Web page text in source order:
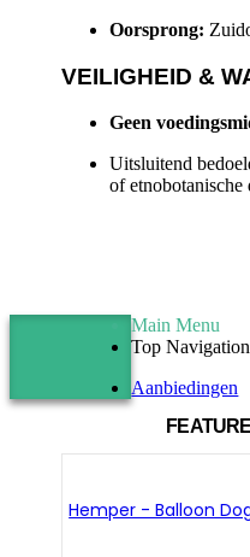
Oorsprong:
VEILIGHEID &
Geen
Uitsluitend
of etnobotanische
Hemper - Balloon
Main Menu
Top Navigation
Aanbiedingen